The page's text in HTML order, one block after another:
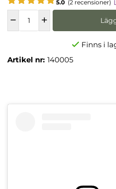
5.0 (2 recensioner)
Finns i
Artikel nr: 140005